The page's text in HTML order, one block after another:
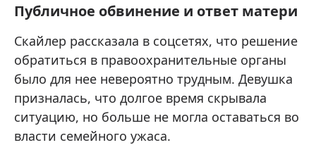
Публичное обвинение и ответ матери
Скайлер рассказала в соцсетях, что решение
обратиться в правоохранительные органы
было для нее невероятно трудным. Девушка
призналась, что долгое время скрывала
ситуацию, но больше не могла оставаться во
власти семейного ужаса.